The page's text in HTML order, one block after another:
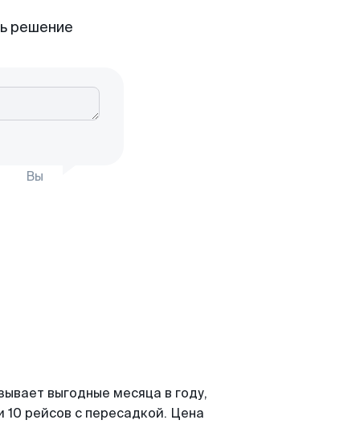
решение
Вы
выгодные месяца в году,
рейсов с пересадкой. Цена